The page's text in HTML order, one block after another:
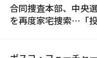
合同捜査本部、中央
を再度家宅捜索…「